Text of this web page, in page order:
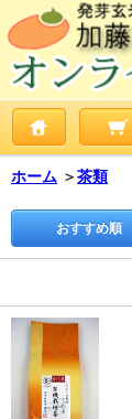
ホーム ＞茶類
おすすめ順